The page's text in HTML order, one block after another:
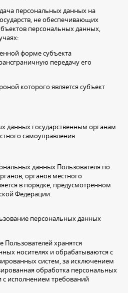
персональных данных на
не обеспечивающих
персональных данных,
форме субъекта
передачу его
которого является субъект
данных государственным органам
самоуправления
данных Пользователя по
органов местного
в порядке, предусмотренном
Федерации.
персональных данных
хранятся
носителях и обрабатываются с
систем, за исключением
обработка персональных
исполнением требований